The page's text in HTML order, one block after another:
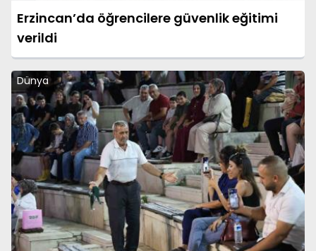
Erzincan’da öğrencilere güvenlik eğitimi
verildi
Dünya